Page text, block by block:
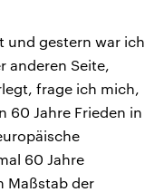
und gestern war ich
anderen Seite,
frage ich mich,
60 Jahre Frieden in
60 Jahre
Maßstab der